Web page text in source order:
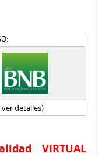
ver detalles)
VIRTUAL